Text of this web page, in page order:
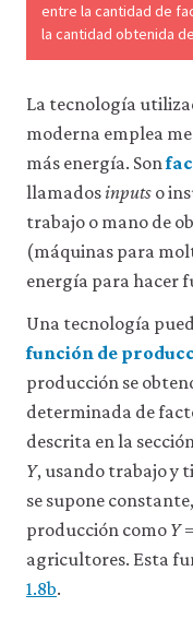
datos
personales
a
terceros
empleamos
con
otro
fin.
obtener
más
detallada
sobre
cookies
que
consulta
nuestra
política
de
privacidad
entre la cantidad de
la cantidad obtenida
La tecnología
moderna emplea
más energía. Son
llamadosinputs o
trabajo o mano de
(máquinas para
energía para hacer
Una tecnología
función de
producción se
determinada de
descrita en la
Y, usando trabajo y
se supone
producción como Y
agricultores. Esta
1.8b.